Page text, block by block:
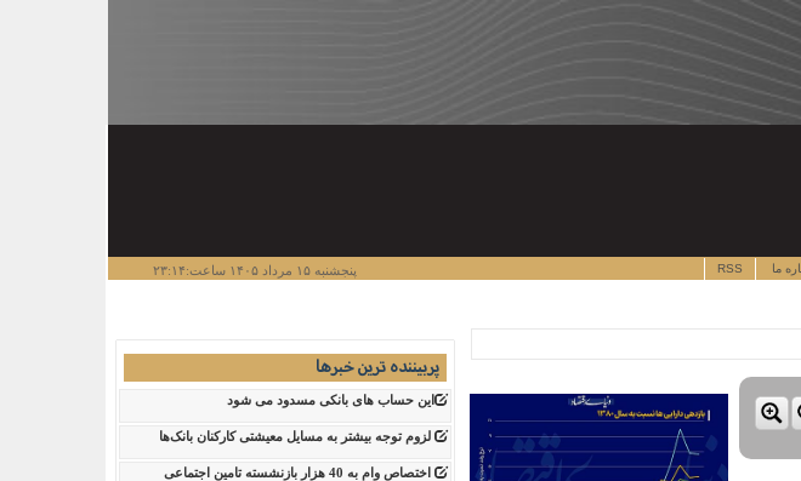
پنجشنبه ۱۵ مرداد ۱۴۰۵ ساعت:۲۳:۱۴ ما RSS
پربیننده ترین خبرها
این حساب های بانکی مسدود می شود
لزوم توجه بیشتر به مسایل معیشتی کارکنان بانک‌ها
اختصاص وام به 40 هزار بازنشسته تامین اجتماعی